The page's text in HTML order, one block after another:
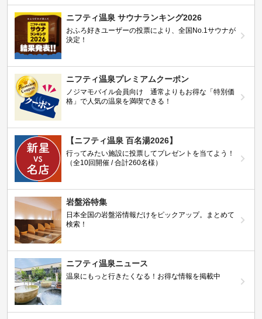
ニフティ温泉 サウナランキング2026
おふろ好きユーザーの投票により、全国No.1サウナが
決定！
ニフティ温泉プレミアムクーポン
ノジマモバイル会員向け 通常よりもお得な「特別価
格」で人気の温泉を満喫できる！
【ニフティ温泉 百名湯2026】
行ってみたい施設に投票してプレゼントを当てよう！
（全10回開催 / 合計260名様）
岩盤浴特集
日本全国の岩盤浴情報だけをピックアップ。まとめて
検索！
ニフティ温泉ニュース
温泉にもっと行きたくなる！お得な情報を掲載中